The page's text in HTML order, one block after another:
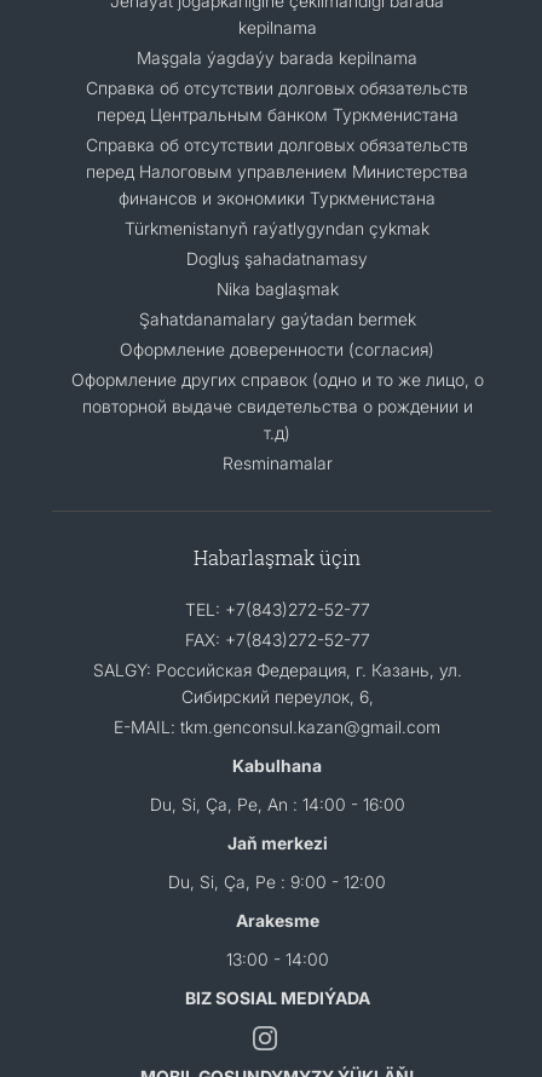
kepilnama
Maşgala ýagdaýy barada kepilnama
Cправка об отсутствии долговых обязательств
перед Центральным банком Туркменистана
Справка об отсутствии долговых обязательств
перед Налоговым управлением Министерства
финансов и экономики Туркменистана
Türkmenistanyň raýatlygyndan çykmak
Dogluş şahadatnamasy
Nika baglaşmak
Şahatdanamalary gaýtadan bermek
Оформление доверенности (согласия)
Оформление других справок (одно и то же лицо, о
повторной выдаче свидетельства о рождении и
т.д)
Resminamalar
Habarlaşmak üçin
TEL: +7(843)272-52-77
FAX: +7(843)272-52-77
SALGY: Российская Федерация, г. Казань, ул.
Сибирский переулок, 6,
E-MAIL: tkm.genconsul.kazan@gmail.com
Kabulhana
Du, Si, Ça, Pe, An : 14:00 - 16:00
Jaň merkezi
Du, Si, Ça, Pe : 9:00 - 12:00
Arakesme
13:00 - 14:00
BIZ SOSIAL MEDIÝADA